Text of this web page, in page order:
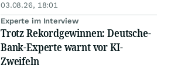
03.08.26, 18:01
Experte im Interview
Trotz Rekordgewinnen: Deutsche-
Bank-Experte warnt vor KI-
Zweifeln